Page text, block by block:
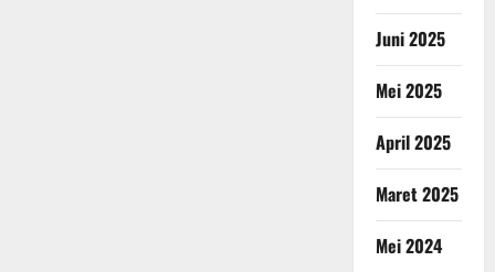
Juni 2025
Mei 2025
April 2025
Maret 2025
Mei 2024